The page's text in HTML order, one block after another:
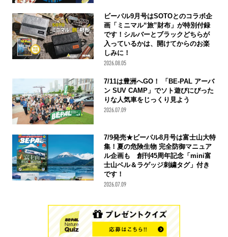
ビーパル9月号はSOTOとのコラボ企
画「ミニマル“旅”財布」が特別付録
です！シルバーとブラックどちらが
入っているかは、開けてからのお楽
しみに！
2026.08.05
7/11は豊洲へGO！ 「BE-PAL アーバ
ン SUV CAMP」でソト遊びにぴった
りな人気車をじっくり見よう
2026.07.09
7/9発売★ビーパル8月号は富士山大特
集！夏の危険生物 完全防御マニュア
ル企画も 創刊45周年記念「mini富
士山ベル＆ラゲッジ刺繍タグ」付き
です！
2026.07.09